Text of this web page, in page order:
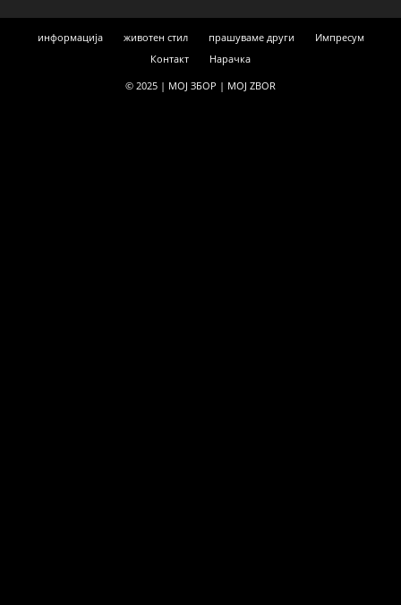
информација животен стил прашуваме други
Импресум
Контакт
Нарачка
© 2025 | МОЈ ЗБОР | MOJ ZBOR